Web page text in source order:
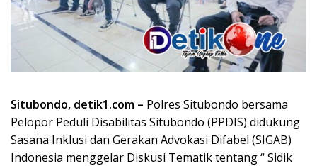
Situbondo, detik1.com – Polres Situbondo bersama
Pelopor Peduli Disabilitas Situbondo (PPDIS) didukung
Sasana Inklusi dan Gerakan Advokasi Difabel (SIGAB)
Indonesia menggelar Diskusi Tematik tentang “ Sidik